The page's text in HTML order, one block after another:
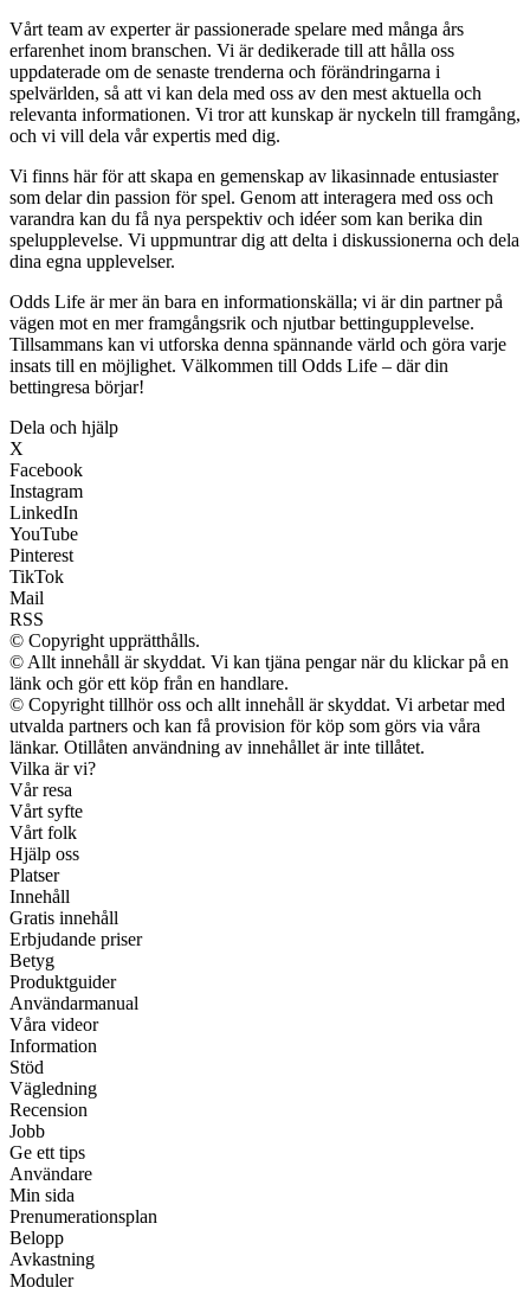
Vårt team av experter är passionerade spelare med många års
erfarenhet inom branschen. Vi är dedikerade till att hålla oss
uppdaterade om de senaste trenderna och förändringarna i
spelvärlden, så att vi kan dela med oss av den mest aktuella och
relevanta informationen. Vi tror att kunskap är nyckeln till framgång,
och vi vill dela vår expertis med dig.
Vi finns här för att skapa en gemenskap av likasinnade entusiaster
som delar din passion för spel. Genom att interagera med oss och
varandra kan du få nya perspektiv och idéer som kan berika din
spelupplevelse. Vi uppmuntrar dig att delta i diskussionerna och dela
dina egna upplevelser.
Odds Life är mer än bara en informationskälla; vi är din partner på
vägen mot en mer framgångsrik och njutbar bettingupplevelse.
Tillsammans kan vi utforska denna spännande värld och göra varje
insats till en möjlighet. Välkommen till Odds Life – där din
bettingresa börjar!
Dela och hjälp
X
Facebook
Instagram
LinkedIn
YouTube
Pinterest
TikTok
Mail
RSS
© Copyright upprätthålls.
© Allt innehåll är skyddat. Vi kan tjäna pengar när du klickar på en
länk och gör ett köp från en handlare.
© Copyright tillhör oss och allt innehåll är skyddat. Vi arbetar med
utvalda partners och kan få provision för köp som görs via våra
länkar. Otillåten användning av innehållet är inte tillåtet.
Vilka är vi?
Vår resa
Vårt syfte
Vårt folk
Hjälp oss
Platser
Innehåll
Gratis innehåll
Erbjudande priser
Betyg
Produktguider
Användarmanual
Våra videor
Information
Stöd
Vägledning
Recension
Jobb
Ge ett tips
Användare
Min sida
Prenumerationsplan
Belopp
Avkastning
Moduler